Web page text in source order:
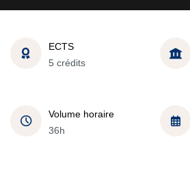
ECTS
5 crédits
Volume horaire
36h